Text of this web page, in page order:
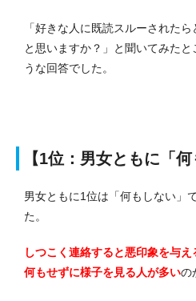
「好きな人に既読スルーされた
と思いますか？」と聞いてみた
うな回答でした。
【1位：男女ともに「何
男女ともに1位は「何もしない」
た。
しつこく連絡すると悪印象を与
何もせずに様子を見る人が多いの